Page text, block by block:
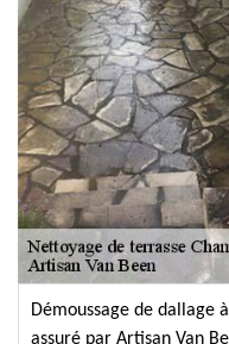
Démoussage de dallage
assuré par Artisan Van